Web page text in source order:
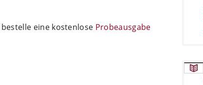
eine kostenlose Probeausgabe